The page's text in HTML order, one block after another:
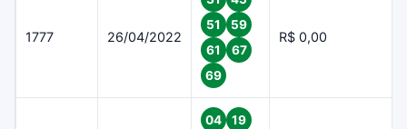
1777 26/04/2022
51
59
61
67
69
R$ 0,00
04
19